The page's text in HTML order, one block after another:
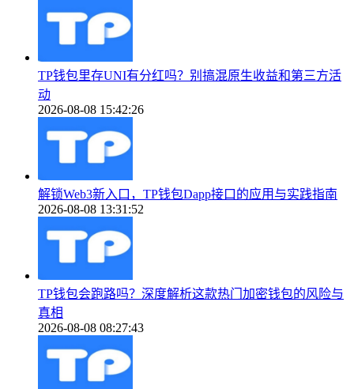
TP钱包里存UNI有分红吗？别搞混原生收益和第三方活
动
2026-08-08 15:42:26
解锁Web3新入口，TP钱包Dapp接口的应用与实践指南
2026-08-08 13:31:52
TP钱包会跑路吗？深度解析这款热门加密钱包的风险与
真相
2026-08-08 08:27:43